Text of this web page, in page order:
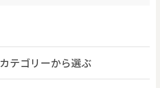
カテゴリーから選ぶ